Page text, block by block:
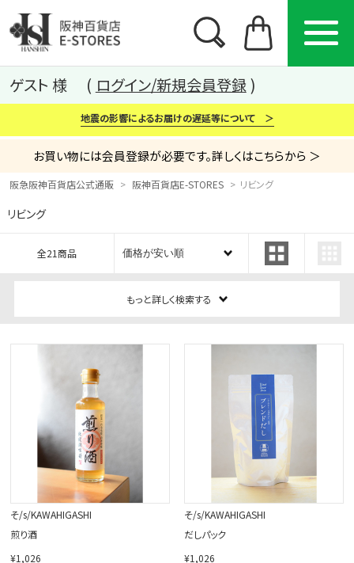
カテゴリー ブランド 特集
から探す
ゲスト 様 ログイン/新規会員登録
地震の影響によるお届けの遅延等について ＞
お買い物には会員登録が必要です。詳しくはこちらから ＞
阪急阪神百貨店公式通販 阪神百貨店E-STORES リビング
リビング
全21商品
もっと詳しく検索する
そ/s/KAWAHIGASHI
煎り酒
¥1,026
そ/s/KAWAHIGASHI
だしパック
¥1,026